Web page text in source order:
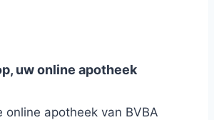
uw online apotheek
online apotheek van BVBA